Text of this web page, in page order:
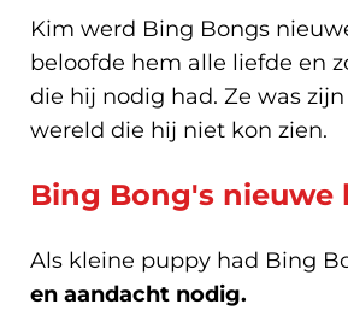
Kim werd Bing Bongs
beloofde hem alle liefde en
die hij nodig had. Ze was
wereld die hij niet kon zien.
Bing Bong's nieuwe
Als kleine puppy had Bing
en aandacht nodig.